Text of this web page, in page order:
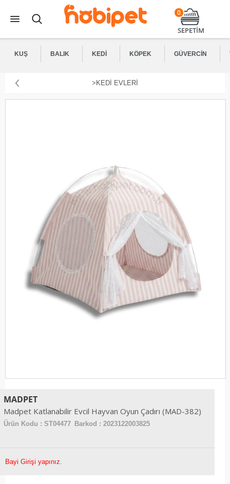
0
SEPETİM
KUŞ BALIK KEDI KÖPEK GÜVERCIN
>KEDI EVLERI
MADPET
Madpet Katlanabilir Evcil Hayvan Oyun Çadırı (MAD-382)
Ürün Kodu : ST04477 Barkod : 2023122003825
Bayi Girişi yapınız.